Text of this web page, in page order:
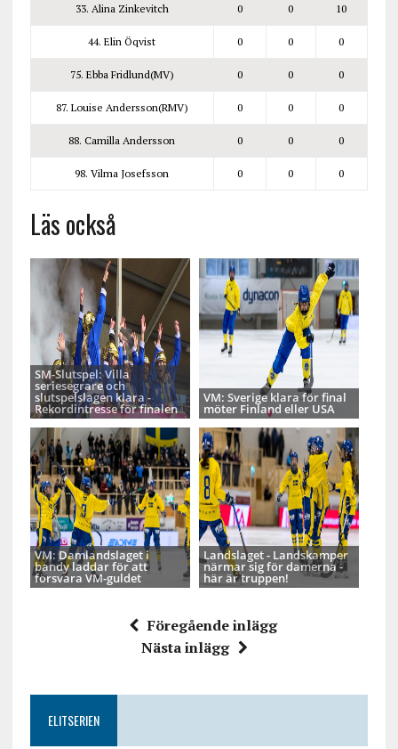
33. Alina Zinkevitch 0 0 10
44. Elin Öqvist 0 0 0
75. Ebba Fridlund(MV) 0 0 0
87. Louise Andersson(RMV) 0 0 0
88. Camilla Andersson 0 0 0
98. Vilma Josefsson 0 0 0
Läs också
SM-Slutspel: Villa
seriesegrare och
slutspelslagen klara -
Rekordintresse för finalen
VM: Sverige klara för final
möter Finland eller USA
VM: Damlandslaget i
bandy laddar för att
försvara VM-guldet
Landslaget - Landskamper
närmar sig för damerna -
här är truppen!
Föregående inlägg
Nästa inlägg
ELITSERIEN